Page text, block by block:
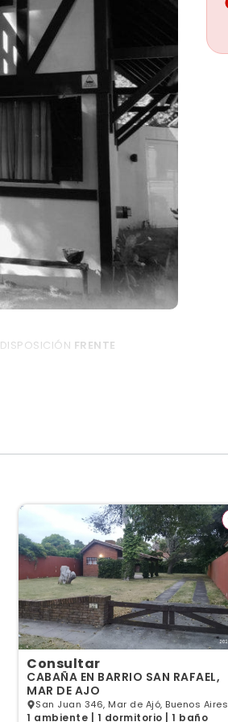
DISPOSICIÓN FRENTE
Consultar
CABAÑA EN BARRIO SAN RAFAEL,
MAR DE AJO
San Juan 346, Mar de Ajó, Buenos Aires
1 ambiente | 1 dormitorio | 1 baño